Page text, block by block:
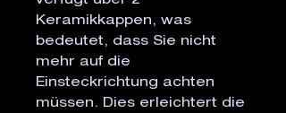
Keramikkappen, was
bedeutet, dass Sie nicht
mehr auf die
Einsteckrichtung achten
müssen. Dies erleichtert die